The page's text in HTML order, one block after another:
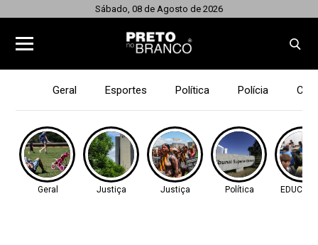
Sábado, 08 de Agosto de 2026
Geral Esportes Política Polícia
Geral Justiça Justiça Política